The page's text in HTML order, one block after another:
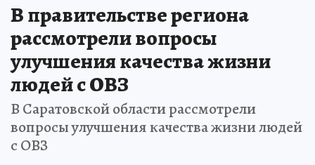
В правительстве региона
рассмотрели вопросы
улучшения качества жизни
людей с ОВЗ
В Саратовской области рассмотрели
вопросы улучшения качества жизни людей
с ОВЗ